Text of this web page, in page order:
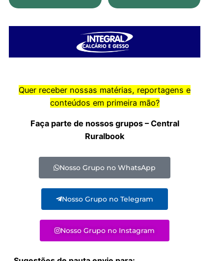
Quer receber nossas matérias, reportagens e
conteúdos em primeira mão?
Faça parte de nossos grupos – Central
Ruralbook
Nosso Grupo no WhatsApp
Nosso Grupo no Telegram
Nosso Grupo no Instagram